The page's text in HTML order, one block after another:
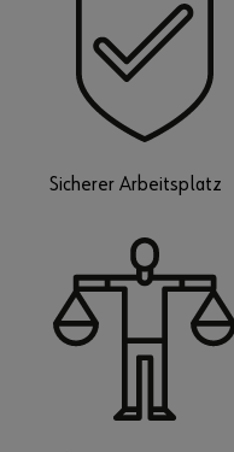
Sicherer Arbeitsplatz